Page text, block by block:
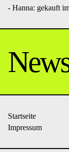
- Hanna: gekauft
Startseite
Impressum